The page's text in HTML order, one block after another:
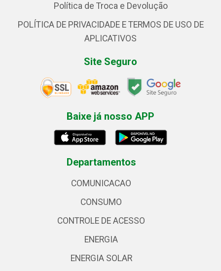
Política de Troca e Devolução
POLÍTICA DE PRIVACIDADE E TERMOS DE USO DE
APLICATIVOS
Site Seguro
Baixe já nosso APP
Departamentos
COMUNICACAO
CONSUMO
CONTROLE DE ACESSO
ENERGIA
ENERGIA SOLAR